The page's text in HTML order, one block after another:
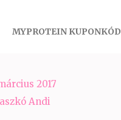
MYPROTEIN KUPONKÓD
2017
Andi